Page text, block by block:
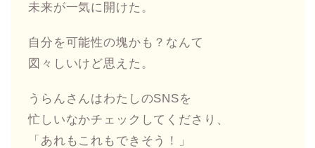
未来が一気に開けた。
自分を可能性の塊かも？なんて
図々しいけど思えた。
うらんさんはわたしのSNSを
忙しいなかチェックしてくださり、
「あれもこれもできそう！」